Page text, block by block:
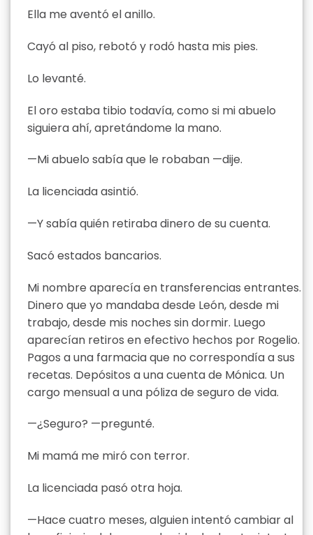
Ella me aventó el anillo.
Cayó al piso, rebotó y rodó hasta mis pies.
Lo levanté.
El oro estaba tibio todavía, como si mi abuelo
siguiera ahí, apretándome la mano.
—Mi abuelo sabía que le robaban —dije.
La licenciada asintió.
—Y sabía quién retiraba dinero de su cuenta.
Sacó estados bancarios.
Mi nombre aparecía en transferencias entrantes.
Dinero que yo mandaba desde León, desde mi
trabajo, desde mis noches sin dormir. Luego
aparecían retiros en efectivo hechos por Rogelio.
Pagos a una farmacia que no correspondía a sus
recetas. Depósitos a una cuenta de Mónica. Un
cargo mensual a una póliza de seguro de vida.
—¿Seguro? —pregunté.
Mi mamá me miró con terror.
La licenciada pasó otra hoja.
—Hace cuatro meses, alguien intentó cambiar al